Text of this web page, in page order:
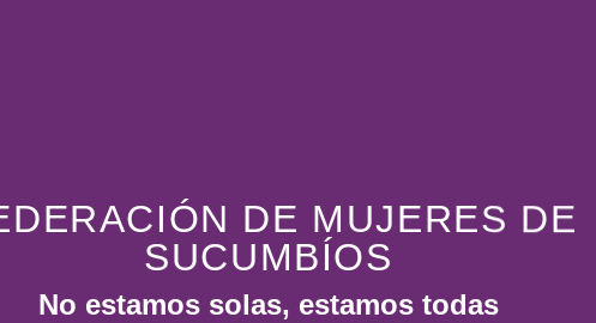
DE MUJERES DE
SUCUMBÍOS
No estamos solas, estamos todas